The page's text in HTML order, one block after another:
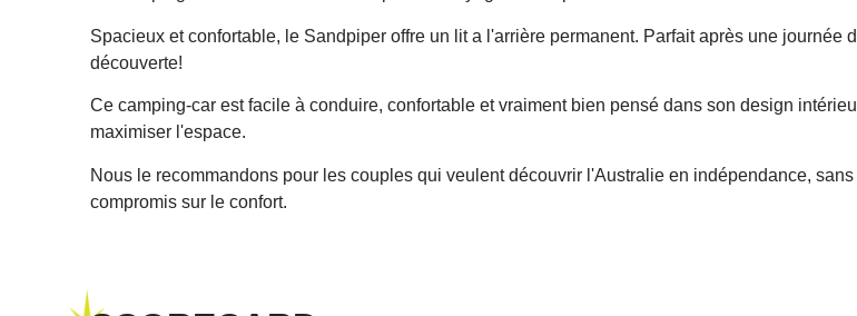
Spacieux et confortable, le Sandpiper offre un lit a l'arrière permanent. Parfait après une journée
découverte!
Ce camping-car est facile à conduire, confortable et vraiment bien pensé dans son design
maximiser l'espace.
Nous le recommandons pour les couples qui veulent découvrir l'Australie en indépendance, sans
compromis sur le confort.